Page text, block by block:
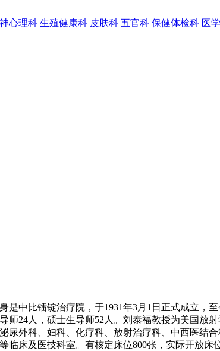
心理科 生殖健康科 皮肤科 五官科 保健体检科 医
中比镭锭治疗院，于1931年3月1日正式成立，
师24人，硕士生导师52人。刘泰福教授为美国放
尿外科、妇科、化疗科、放射治疗科、中西医结
床及医技科室。有核定床位800张，实际开放床